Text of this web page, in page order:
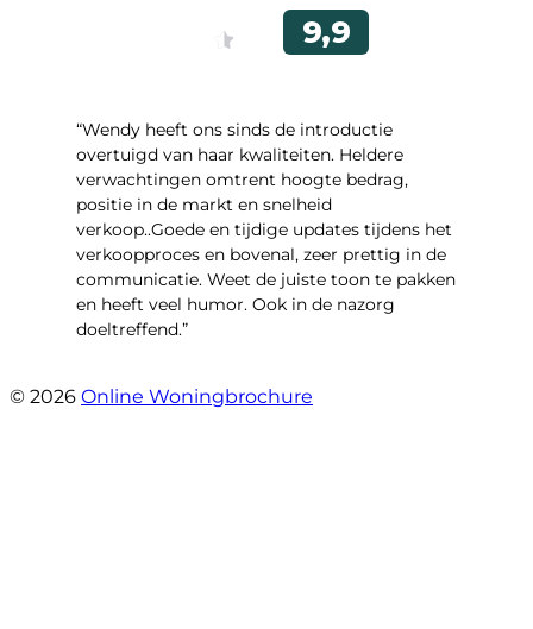
“Wendy heeft ons sinds de introductie
overtuigd van haar kwaliteiten. Heldere
verwachtingen omtrent hoogte bedrag,
positie in de markt en snelheid
verkoop..Goede en tijdige updates tijdens het
verkoopproces en bovenal, zeer prettig in de
communicatie. Weet de juiste toon te pakken
en heeft veel humor. Ook in de nazorg
doeltreffend.”
© 2026 Online Woningbrochure